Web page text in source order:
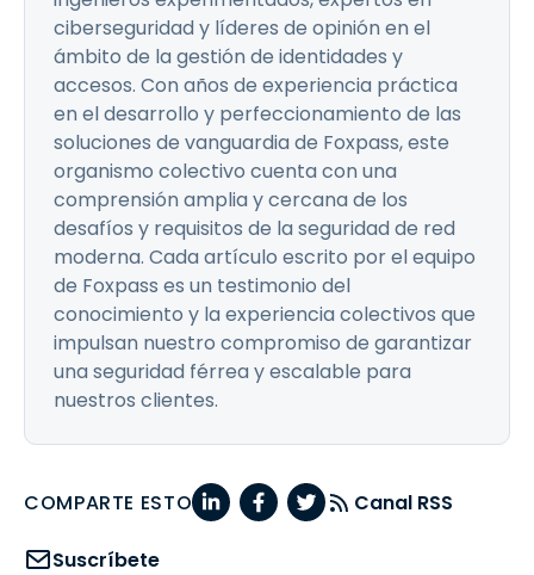
ciberseguridad y líderes de opinión en el
ámbito de la gestión de identidades y
accesos. Con años de experiencia práctica
en el desarrollo y perfeccionamiento de las
soluciones de vanguardia de Foxpass, este
organismo colectivo cuenta con una
comprensión amplia y cercana de los
desafíos y requisitos de la seguridad de red
moderna. Cada artículo escrito por el equipo
de Foxpass es un testimonio del
conocimiento y la experiencia colectivos que
impulsan nuestro compromiso de garantizar
una seguridad férrea y escalable para
nuestros clientes.
COMPARTE ESTO Canal RSS
Suscríbete